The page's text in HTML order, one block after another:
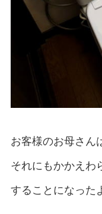
お客様のお母さん
それにもかかえわ
することになった